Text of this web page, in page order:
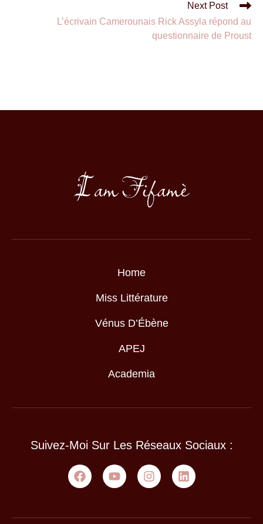
Next Post
L’écrivain Camerounais Rick Assyla répond au
questionnaire de Proust
Home
Miss Littérature
Vénus D’Ébène
APEJ
Academia
Suivez-Moi Sur Les Réseaux Sociaux :